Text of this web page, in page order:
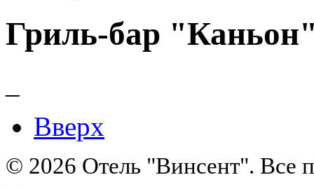
Гриль-бар
Вверх
© 2026 Отель "Винсент". Все